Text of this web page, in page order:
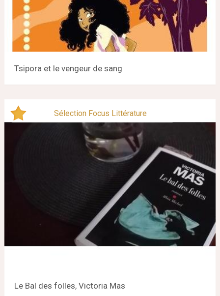
Tsipora et le vengeur de sang
Sélection Focus Littérature
Le Bal des folles, Victoria Mas